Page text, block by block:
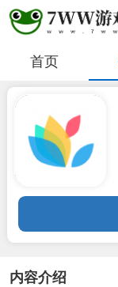
首页
内容介绍